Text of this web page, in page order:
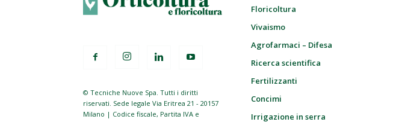
© Tecniche Nuove Spa. Tutti i diritti
riservati. Sede legale Via Eritrea 21 - 20157
Milano | Codice fiscale, Partita IVA e
Floricoltura
Vivaismo
Agrofarmaci – Difesa
Ricerca scientifica
Fertilizzanti
Concimi
Irrigazione in serra